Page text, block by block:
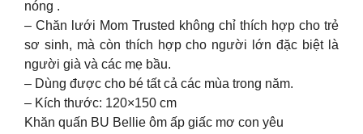
nóng .
– Chăn lưới Mom Trusted không chỉ thích hợp cho trẻ
sơ sinh, mà còn thích hợp cho người lớn đặc biệt là
người già và các mẹ bầu.
– Dùng được cho bé tất cả các mùa trong năm.
– Kích thước: 120×150 cm
Khăn quấn BU Bellie ôm ấp giấc mơ con yêu